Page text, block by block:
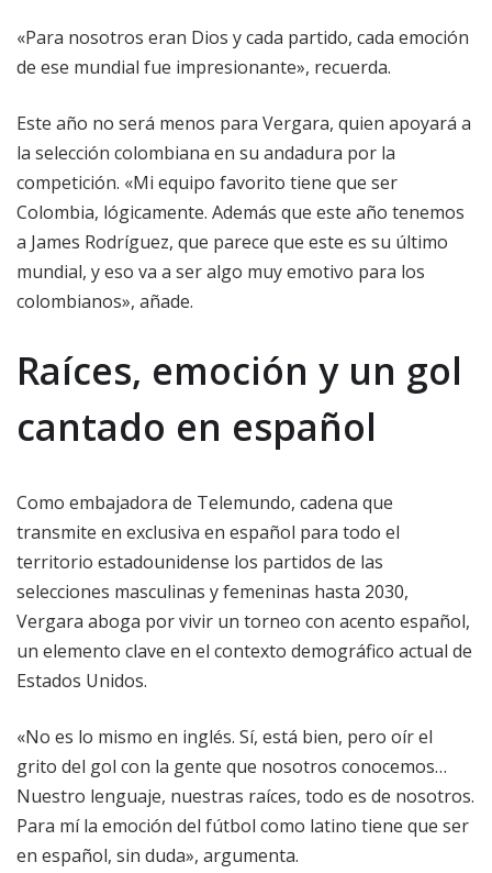
«Para nosotros eran Dios y cada partido, cada emoción
de ese mundial fue impresionante», recuerda.
Este año no será menos para Vergara, quien apoyará a
la selección colombiana en su andadura por la
competición. «Mi equipo favorito tiene que ser
Colombia, lógicamente. Además que este año tenemos
a James Rodríguez, que parece que este es su último
mundial, y eso va a ser algo muy emotivo para los
colombianos», añade.
Raíces, emoción y un gol
cantado en español
Como embajadora de Telemundo, cadena que
transmite en exclusiva en español para todo el
territorio estadounidense los partidos de las
selecciones masculinas y femeninas hasta 2030,
Vergara aboga por vivir un torneo con acento español,
un elemento clave en el contexto demográfico actual de
Estados Unidos.
«No es lo mismo en inglés. Sí, está bien, pero oír el
grito del gol con la gente que nosotros conocemos…
Nuestro lenguaje, nuestras raíces, todo es de nosotros.
Para mí la emoción del fútbol como latino tiene que ser
en español, sin duda», argumenta.